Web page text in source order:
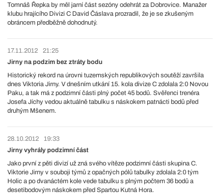
Tomnáš Řepka by měl jarní část sezóny odehrát za Dobrovice. Manažer
klubu hrajícího Divizi C David Čáslava prozradil, že je se zkušeným
obráncem předběžně dohodnutý.
17.11.2012
21:25
Jirny na podzim bez ztráty bodu
Historický rekord na úrovni tuzemských republikových soutěží završila
dnes Viktoria Jirny. V dnešním utkání 15. kola divize C zdolala 2:0 Novou
Paku, a tak má z podzimní části plný počet 45 bodů. Svěřenci trenéra
Josefa Jíchy vedou aktuálně tabulku s náskokem patnácti bodů před
druhým Mšenem.
28.10.2012
19:33
Jirny vyhrály podzimní část
Jako první z pěti divizí už zná svého vítěze podzimní části skupina C.
Viktorie Jirny v souboji týmů z opačných pólů tabulky zdolala 2:0 tým
Holic a po dvanáctém kole vede tabulku s plným počtem 36 bodů a
desetibodovým náskokem před Spartou Kutná Hora.